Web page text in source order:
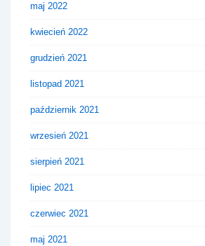
maj 2022
kwiecień 2022
grudzień 2021
listopad 2021
październik 2021
wrzesień 2021
sierpień 2021
lipiec 2021
czerwiec 2021
maj 2021